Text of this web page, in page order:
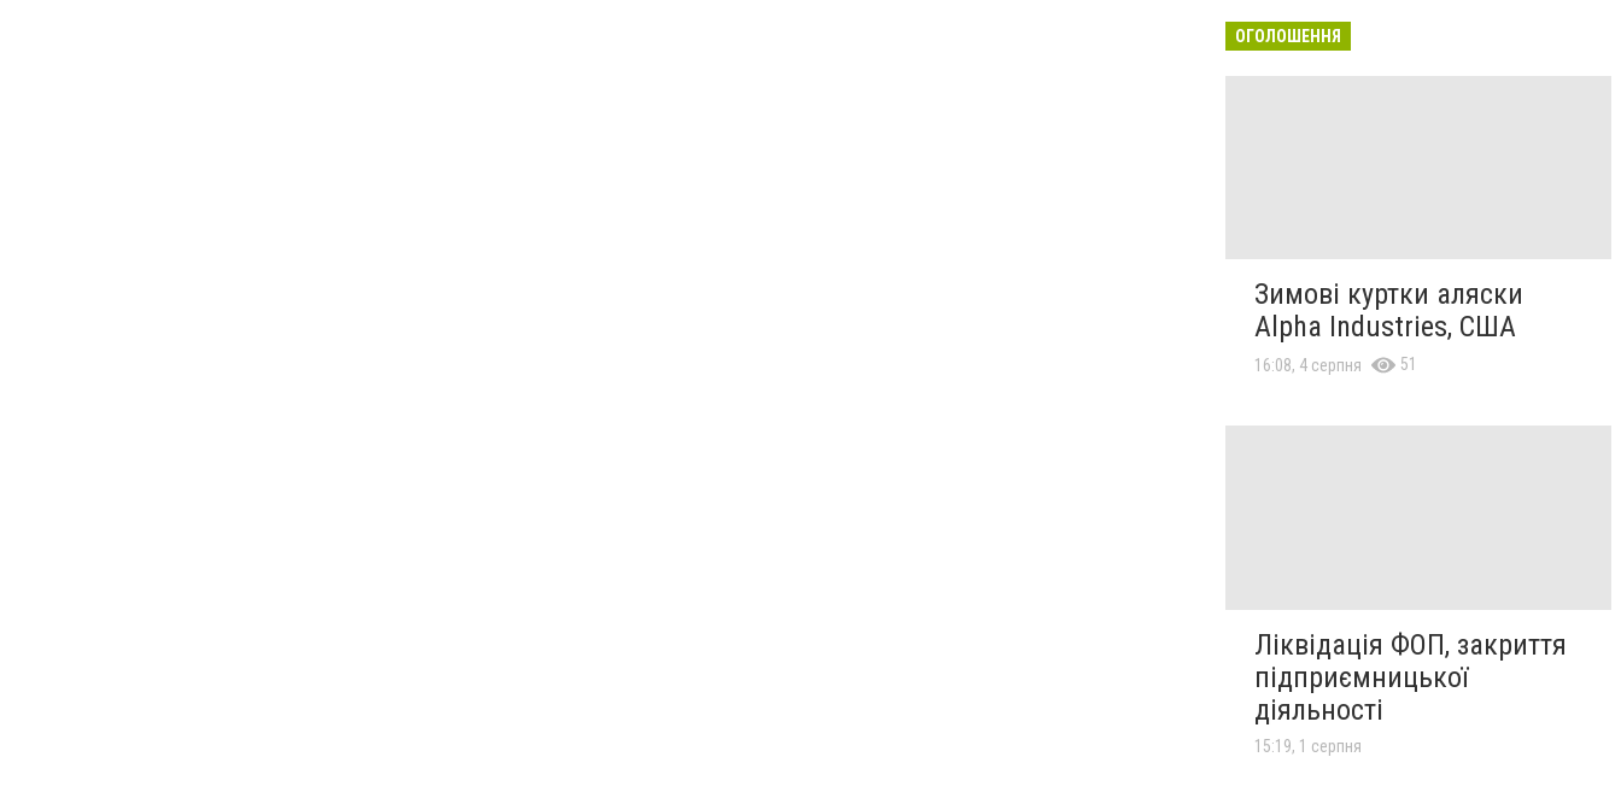
ОГОЛОШЕННЯ
Зимові куртки аляски
Alpha Industries, США
16:08, 4 серпня 51
Ліквідація ФОП, закриття
підприємницької
діяльності
15:19, 1 серпня